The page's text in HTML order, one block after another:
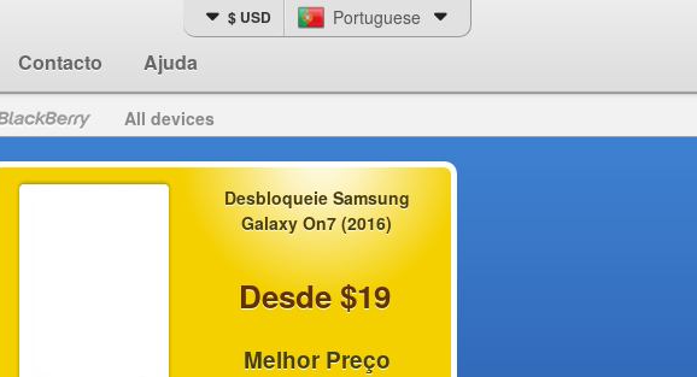
Contacto Ajuda
$ USD Portuguese
All devices
Desbloqueie Samsung
Galaxy On7 (2016)
Desde $19
Melhor Preço